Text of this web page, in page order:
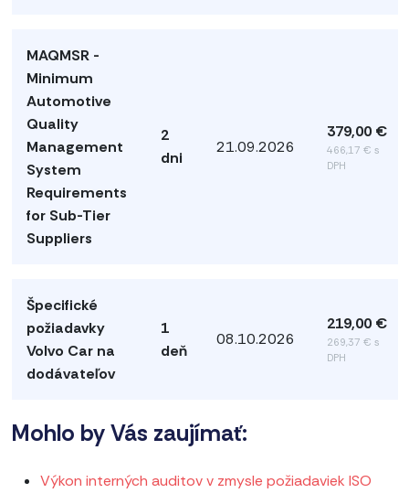
MAQMSR -
Minimum
Automotive
Quality
Management
System
Requirements
for Sub-Tier
Suppliers
2
dni
21.09.2026
379,00 €
466,17 € s
DPH
Špecifické
požiadavky
Volvo Car na
dodávateľov
1
deň
08.10.2026
219,00 €
269,37 € s
DPH
Mohlo by Vás zaujímať:
Výkon interných auditov v zmysle požiadaviek ISO